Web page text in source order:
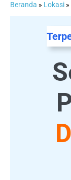
Beranda » Lokasi »